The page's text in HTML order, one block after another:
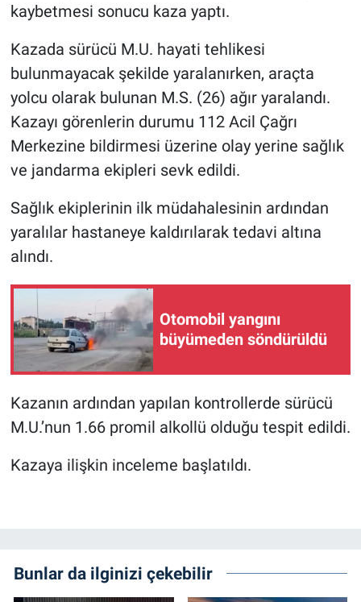
kaybetmesi sonucu kaza yaptı.
Kazada sürücü M.U. hayati tehlikesi
bulunmayacak şekilde yaralanırken, araçta
yolcu olarak bulunan M.S. (26) ağır yaralandı.
Kazayı görenlerin durumu 112 Acil Çağrı
Merkezine bildirmesi üzerine olay yerine sağlık
ve jandarma ekipleri sevk edildi.
Sağlık ekiplerinin ilk müdahalesinin ardından
yaralılar hastaneye kaldırılarak tedavi altına
alındı.
Otomobil yangını
büyümeden söndürüldü
Kazanın ardından yapılan kontrollerde sürücü
M.U.’nun 1.66 promil alkollü olduğu tespit edildi.
Kazaya ilişkin inceleme başlatıldı.
Bunlar da ilginizi çekebilir